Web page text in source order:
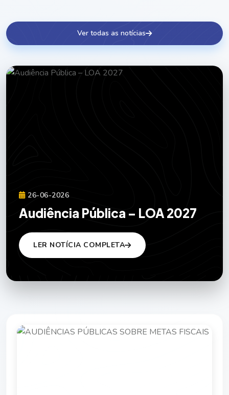
Ver todas as notícias
26-06-2026
Audiência Pública – LOA 2027
LER NOTÍCIA COMPLETA